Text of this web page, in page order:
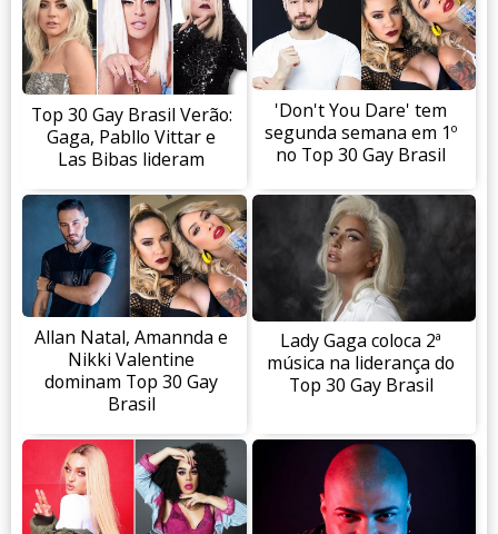
Top 30 Gay Brasil Verão:
Gaga, Pabllo Vittar e
Las Bibas lideram
'Don't You Dare' tem
segunda semana em 1º
no Top 30 Gay Brasil
Allan Natal, Amannda e
Nikki Valentine
dominam Top 30 Gay
Brasil
Lady Gaga coloca 2ª
música na liderança do
Top 30 Gay Brasil